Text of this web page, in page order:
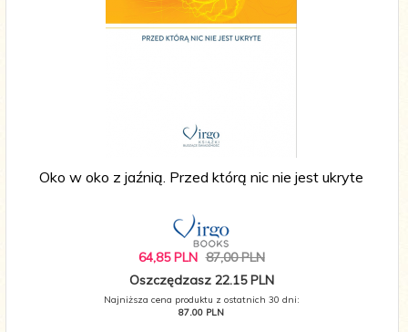
Oko w oko z jaźnią. Przed którą nic nie jest ukryte
64,85 PLN 87,00 PLN
Oszczędzasz 22.15 PLN
Najniższa cena produktu z ostatnich 30 dni:
87.00 PLN